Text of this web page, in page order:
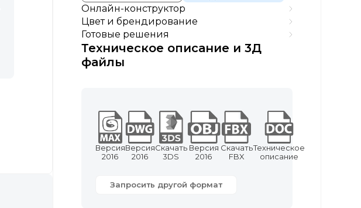
Онлайн-конструктор
Цвет и брендирование
Готовые решения
Техническое описание и 3Д
файлы
Версия
2016
Версия
2016
Скачать
3DS
Версия
2016
Скачать
FBX
Техническое
описание
Запросить другой формат